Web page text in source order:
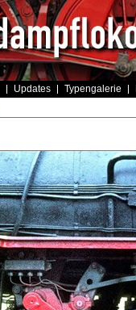
Updates Typengalerie